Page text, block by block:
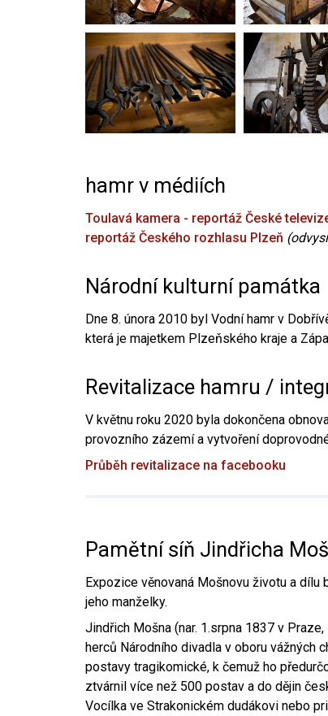
hamr v médiích
Toulavá kamera - reportáž České
reportáž Českého rozhlasu Plzeň
Národní kulturní památka
Dne 8. února 2010 byl Vodní hamr v
která je majetkem Plzeňského kraje a
Revitalizace hamru /
V květnu roku 2020 byla dokončena
provozního zázemí a vytvoření
Průběh revitalizace na facebooku
Pamětní síň Jindřicha
Expozice věnovaná Mošnovu životu a
jeho manželky.
Jindřich Mošna (nar. 1.srpna 1837 v
herců Národního divadla v oboru vážných
postavy tragikomické, k čemuž ho
ztvárnil více než 500 postav a do dějin
Vocílka ve Strakonickém dudákovi nebo